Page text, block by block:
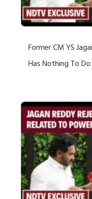
Former CM YS
Has Nothing To